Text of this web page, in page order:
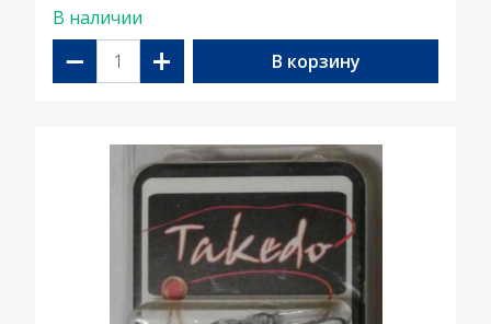
В наличии
− + В корзину